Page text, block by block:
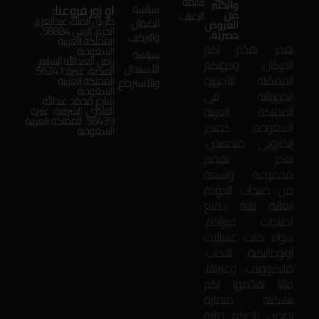
والكثير
من
العروض
حصرية.
بفخر نقدّم لكم
الحركان: وجهتكم
المفضّلة للأجهزة
الكهربائية في
المملكة العربية
السعودية. كمتجر
إلكتروني متخصص،
نفخر بتقديم
مجموعة واسعة
من منتجات الجودة
العالية لتلبية جميع
احتياجات منزلكم.
سواء كانت غسالات
أوتوماتيكية، ثلاجات،
مايكروويف، وغيرها،
فإنّنا نقدّمها لكم
بتشكيلة متميّزة
الرغبات
سياسة
الضمان
والتركيب
سياسة
الأستبدال
والأسترجاع
او زور فروعنا:
طريق الملك عبدالعزيز،
الحزم، الرس 58884،
المملكة العربية
السعودية
زامل العبدالله السليم،
الفيضة، عنيزة 56241،
المملكة العربية
السعودية
شارع محمد عبدالله
القاضي، الشرقية، عنيزة
56439، المملكة العربية
السعودية